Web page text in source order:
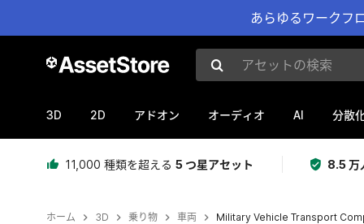
あらゆるワークフ
アセットの検索
3D 2D アドオン オーディオ AI 分散
11,000 種類を超える 5 つ星アセット 8.5 万
ホーム 3D 乗り物 車両 Military Vehicle Transport